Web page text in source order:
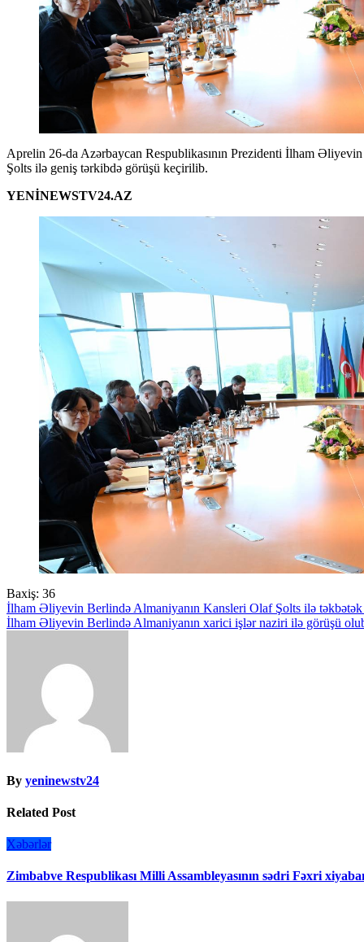
Aprelin 26-da Azərbaycan Respublikasının Prezidenti İlham Əliyevin Berlində Almaniya Federativ Respublikasının Kansleri Olaf
Şolts ilə geniş tərkibdə görüşü keçirilib.
YENİNEWSTV24.AZ
Baxiş: 36
Yazı
naviqasiyası
İlham Əliyevin Berlində Almaniyanın Kansleri Olaf Şolts ilə
İlham Əliyevin Berlində Almaniyanın xarici işlər naziri ilə görüşü
By yeninewstv24
Related Post
Xəbərlər
Zimbabve Respublikası Milli Assambleyasının sədri Fəxri